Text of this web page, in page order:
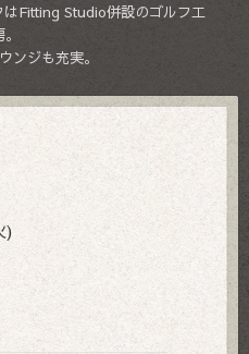
Fitting Studio併設のゴルフ工
ンジも充実。
)